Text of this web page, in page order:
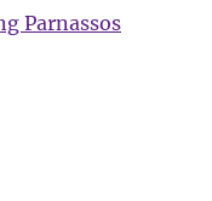
Parnassos